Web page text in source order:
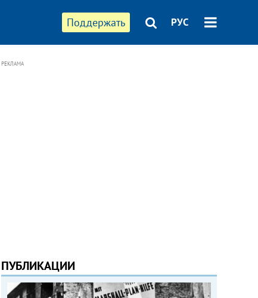
Поддержать РУС
РЕКЛАМА
ПУБЛИКАЦИИ